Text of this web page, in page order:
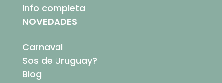
Info completa
NOVEDADES
Carnaval
Sos de Uruguay?
Blog